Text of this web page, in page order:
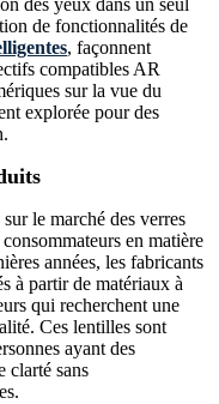
des yeux dans un seul
de fonctionnalités de
, façonnent
compatibles AR
sur la vue du
explorée pour des
le marché des verres
en matière
années, les fabricants
à partir de matériaux à
qui recherchent une
Ces lentilles sont
ayant des
clarté sans